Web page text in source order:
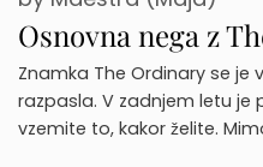
Osnovna nega z
Znamka The Ordinary se je
razpasla. V zadnjem letu je
vzemite to, kakor želite.